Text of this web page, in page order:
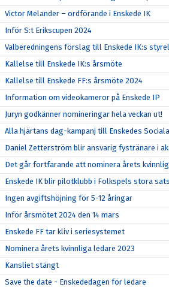
Victor Melander – ordförande i Enskede IK
Inför S:t Erikscupen 2024
Valberedningens förslag till Enskede IK:s
Kallelse till Enskede IK:s årsmöte
Kallelse till Enskede FF:s årsmöte 2024
Information om videokameror på Enskede IP
Juryn godkänner nomineringar hela veckan ut!
Alla hjärtans dag-kampanj till Enskedes
Daniel Zetterström blir ansvarig fystränare i
Det går fortfarande att nominera årets
Enskede IK blir pilotklubb i Folkspels stora
Ingen avgiftshöjning för 5-12 åringar
Inför årsmötet 2024 den 14 mars
Enskede FF tar kliv i seriesystemet
Nominera årets kvinnliga ledare 2023
Kansliet stängt
Save the date - Enskededagen för ledare